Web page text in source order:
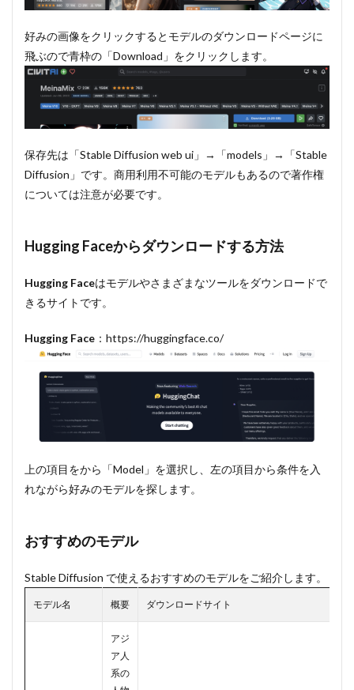
好みの画像をクリックするとモデルのダウンロードページに
飛ぶので青枠の「Download」をクリックします。
保存先は「Stable Diffusion web ui」→「models」→「Stable
Diffusion」です。商用利用不可能のモデルもあるので著作権
については注意が必要です。
Hugging Faceからダウンロードする方法
Hugging Faceはモデルやさまざまなツールをダウンロードで
きるサイトです。
Hugging Face ：https://huggingface.co/
上の項目をから「Model」を選択し、左の項目から条件を入
れながら好みのモデルを探します。
おすすめのモデル
Stable Diffusion で使えるおすすめのモデルをご紹介します。
モデル名 概要 ダウンロードサイト
アジ
ア人
系の